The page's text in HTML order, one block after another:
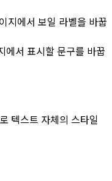
지에서 보일 라벨을 바꿉
에서 표시할 문구를 바꿉
텍스트 자체의 스타일